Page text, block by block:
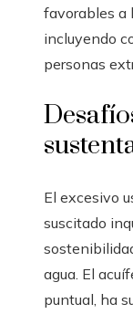
favorables a
incluyendo
personas
El excesivo
suscitado
agua. El
puntual, ha